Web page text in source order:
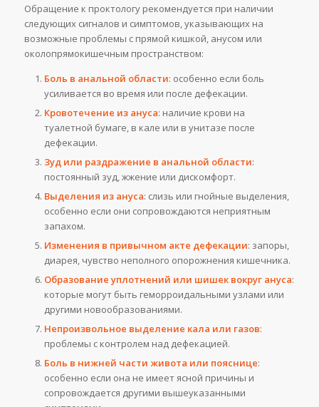
Обращение к проктологу рекомендуется при наличии
следующих сигналов и симптомов, указывающих на
возможные проблемы с прямой кишкой, анусом или
околопрямокишечным пространством:
Боль в анальной области: особенно если боль
усиливается во время или после дефекации.
Кровотечение из ануса: наличие крови на
туалетной бумаге, в кале или в унитазе после
дефекации.
Зуд или раздражение в анальной области:
постоянный зуд, жжение или дискомфорт.
Выделения из ануса: слизь или гнойные выделения,
особенно если они сопровождаются неприятным
запахом.
Изменения в привычном акте дефекации: запоры,
диарея, чувство неполного опорожнения кишечника.
Образование уплотнений или шишек вокруг ануса:
которые могут быть геморроидальными узлами или
другими новообразованиями.
Непроизвольное выделение кала или газов:
проблемы с контролем над дефекацией.
Боль в нижней части живота или пояснице:
особенно если она не имеет ясной причины и
сопровождается другими вышеуказанными